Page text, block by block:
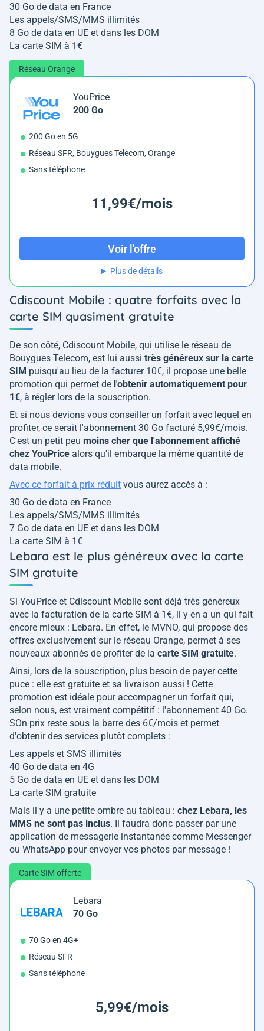
30 Go de data en France
Les appels/SMS/MMS illimités
8 Go de data en UE et dans les DOM
La carte SIM à 1€
Réseau Orange
YouPrice
200 Go
200 Go en 5G
Réseau SFR, Bouygues Telecom, Orange
Sans téléphone
11,99€/mois
Voir l'offre
Plus de détails
Cdiscount Mobile : quatre forfaits avec la
carte SIM quasiment gratuite
De son côté, Cdiscount Mobile, qui utilise le réseau de
Bouygues Telecom, est lui aussi très généreux sur la carte
SIM puisqu'au lieu de la facturer 10€, il propose une belle
promotion qui permet de l'obtenir automatiquement pour
1€, à régler lors de la souscription.
Et si nous devions vous conseiller un forfait avec lequel en
profiter, ce serait l'abonnement 30 Go facturé 5,99€/mois.
C'est un petit peu moins cher que l'abonnement affiché
chez YouPrice alors qu'il embarque la même quantité de
data mobile.
Avec ce forfait à prix réduit vous aurez accès à :
30 Go de data en France
Les appels/SMS/MMS illimités
7 Go de data en UE et dans les DOM
La carte SIM à 1€
Lebara est le plus généreux avec la carte
SIM gratuite
Si YouPrice et Cdiscount Mobile sont déjà très généreux
avec la facturation de la carte SIM à 1€, il y en a un qui fait
encore mieux : Lebara. En effet, le MVNO, qui propose des
offres exclusivement sur le réseau Orange, permet à ses
nouveaux abonnés de profiter de la carte SIM gratuite.
Ainsi, lors de la souscription, plus besoin de payer cette
puce : elle est gratuite et sa livraison aussi ! Cette
promotion est idéale pour accompagner un forfait qui,
selon nous, est vraiment compétitif : l'abonnement 40 Go.
SOn prix reste sous la barre des 6€/mois et permet
d'obtenir des services plutôt complets :
Les appels et SMS illimités
40 Go de data en 4G
5 Go de data en UE et dans les DOM
La carte SIM gratuite
Mais il y a une petite ombre au tableau : chez Lebara, les
MMS ne sont pas inclus. Il faudra donc passer par une
application de messagerie instantanée comme Messenger
ou WhatsApp pour envoyer vos photos par message !
Carte SIM offerte
Lebara
70 Go
70 Go en 4G+
Réseau SFR
Sans téléphone
5,99€/mois